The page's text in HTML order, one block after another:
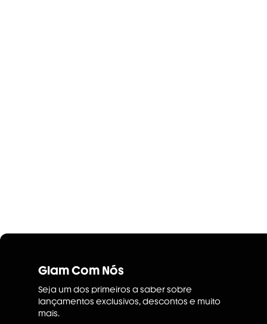
Glam Com Nós
Seja um dos primeiros a saber sobre
lançamentos exclusivos, descontos e muito
mais.